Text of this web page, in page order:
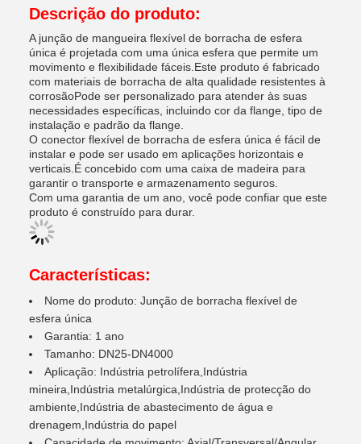
Descrição do produto:
A junção de mangueira flexível de borracha de esfera
única é projetada com uma única esfera que permite um
movimento e flexibilidade fáceis.Este produto é fabricado
com materiais de borracha de alta qualidade resistentes à
corrosãoPode ser personalizado para atender às suas
necessidades específicas, incluindo cor da flange, tipo de
instalação e padrão da flange.
O conector flexível de borracha de esfera única é fácil de
instalar e pode ser usado em aplicações horizontais e
verticais.É concebido com uma caixa de madeira para
garantir o transporte e armazenamento seguros.
Com uma garantia de um ano, você pode confiar que este
produto é construído para durar.
Características:
Nome do produto: Junção de borracha flexível de
esfera única
Garantia: 1 ano
Tamanho: DN25-DN4000
Aplicação: Indústria petrolífera,Indústria
mineira,Indústria metalúrgica,Indústria de protecção do
ambiente,Indústria de abastecimento de água e
drenagem,Indústria do papel